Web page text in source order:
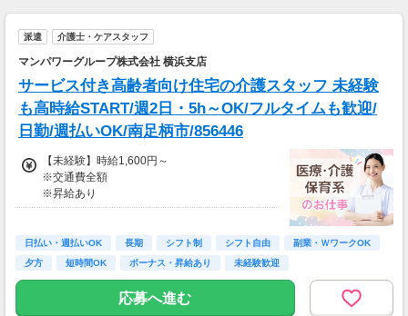
※資格手当あり（時給50円～UP/資格の種類に
よって異なる）
支払方法：日払い・週払い
※日払いも週払いOK（規定あり）
（稼働開始時は手続き完了次第となります）
週払い：金曜日締め最短翌週火曜日にお給料GE
T♪
※交通費：別途全額支給
派遣 介護士・ケアスタッフ
マンパワーグループ株式会社 横浜支店
サービス付き高齢者向け住宅の介護スタッフ 未経験
も高時給START/週2日・5h～OK/フルタイムも歓迎/
日勤/週払いOK/南足柄市/856446
【未経験】時給1,600円～
※交通費全額
※昇給あり
◎日勤／未経験の場合
・日収(1,600*8)円（時給1,600円×8h）
日払い・週払いOK 長期 シフト制 シフト自由
副業・ＷワークOK
夕方
短時間OK ボーナス・昇給あり 未経験歓迎
応募へ進む